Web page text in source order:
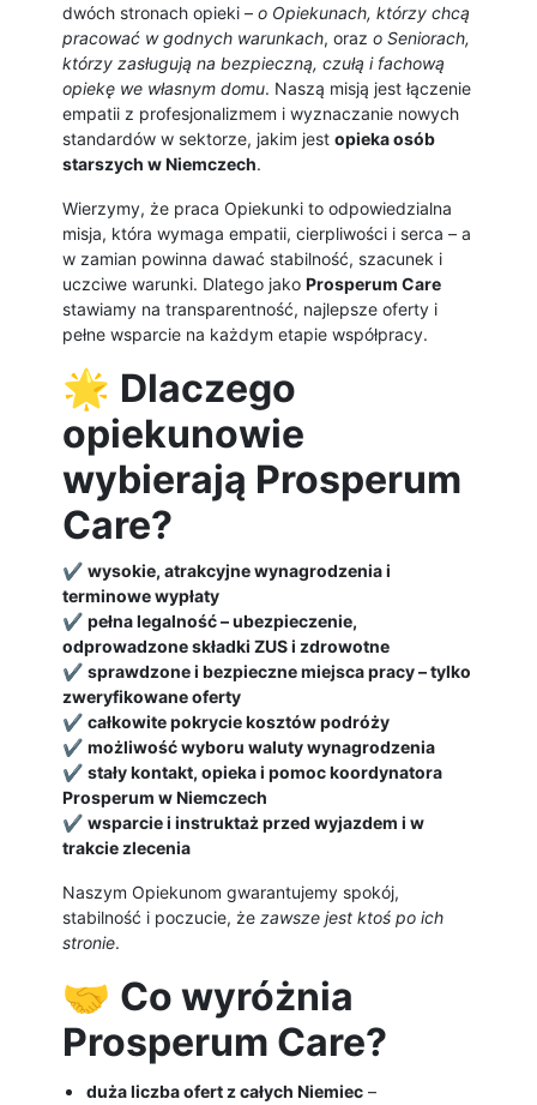
dwóch stronach opieki – o Opiekunach, którzy chcą
pracować w godnych warunkach, oraz o Seniorach,
którzy zasługują na bezpieczną, czułą i fachową
opiekę we własnym domu. Naszą misją jest łączenie
empatii z profesjonalizmem i wyznaczanie nowych
standardów w sektorze, jakim jest opieka osób
starszych w Niemczech.
Wierzymy, że praca Opiekunki to odpowiedzialna
misja, która wymaga empatii, cierpliwości i serca – a
w zamian powinna dawać stabilność, szacunek i
uczciwe warunki. Dlatego jako Prosperum Care
stawiamy na transparentność, najlepsze oferty i
pełne wsparcie na każdym etapie współpracy.
🌟 Dlaczego
opiekunowie
wybierają Prosperum
Care?
✔ wysokie, atrakcyjne wynagrodzenia i
terminowe wypłaty
✔ pełna legalność – ubezpieczenie,
odprowadzone składki ZUS i zdrowotne
✔ sprawdzone i bezpieczne miejsca pracy – tylko
zweryfikowane oferty
✔ całkowite pokrycie kosztów podróży
✔ możliwość wyboru waluty wynagrodzenia
✔ stały kontakt, opieka i pomoc koordynatora
Prosperum w Niemczech
✔ wsparcie i instruktaż przed wyjazdem i w
trakcie zlecenia
Naszym Opiekunom gwarantujemy spokój,
stabilność i poczucie, że zawsze jest ktoś po ich
stronie.
🤝 Co wyróżnia
Prosperum Care?
duża liczba ofert z całych Niemiec –